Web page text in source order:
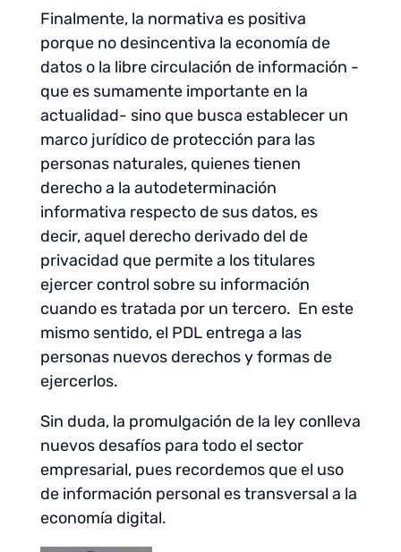
Finalmente, la normativa es positiva
porque no desincentiva la economía de
datos o la libre circulación de información -
que es sumamente importante en la
actualidad- sino que busca establecer un
marco jurídico de protección para las
personas naturales, quienes tienen
derecho a la autodeterminación
informativa respecto de sus datos, es
decir, aquel derecho derivado del de
privacidad que permite a los titulares
ejercer control sobre su información
cuando es tratada por un tercero. En este
mismo sentido, el PDL entrega a las
personas nuevos derechos y formas de
ejercerlos.
Sin duda, la promulgación de la ley conlleva
nuevos desafíos para todo el sector
empresarial, pues recordemos que el uso
de información personal es transversal a la
economía digital.